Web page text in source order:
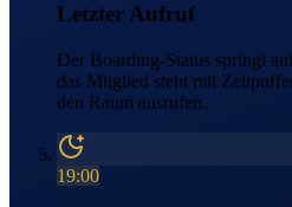
Letzter Aufruf
Der Boarding-Status springt
das Mitglied steht mit
den Raum ausrufen.
19:00